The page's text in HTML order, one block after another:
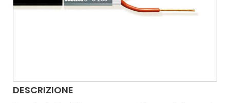
DESCRIZIONE